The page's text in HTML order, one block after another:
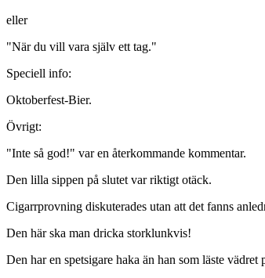
eller
"När du vill vara själv ett tag."
Speciell info:
Oktoberfest-Bier.
Övrigt:
"Inte så god!" var en återkommande kommentar.
Den lilla sippen på slutet var riktigt otäck.
Cigarrprovning diskuterades utan att det fanns
Den här ska man dricka storklunkvis!
Den har en spetsigare haka än han som läste